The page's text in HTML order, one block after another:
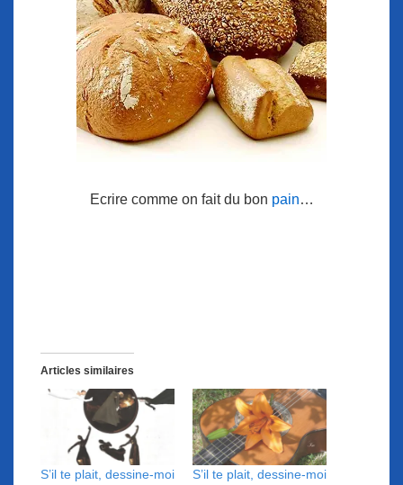
Ecrire comme on fait du bon pain…
Articles similaires
S’il te plait, dessine-moi
S’il te plait, dessine-moi